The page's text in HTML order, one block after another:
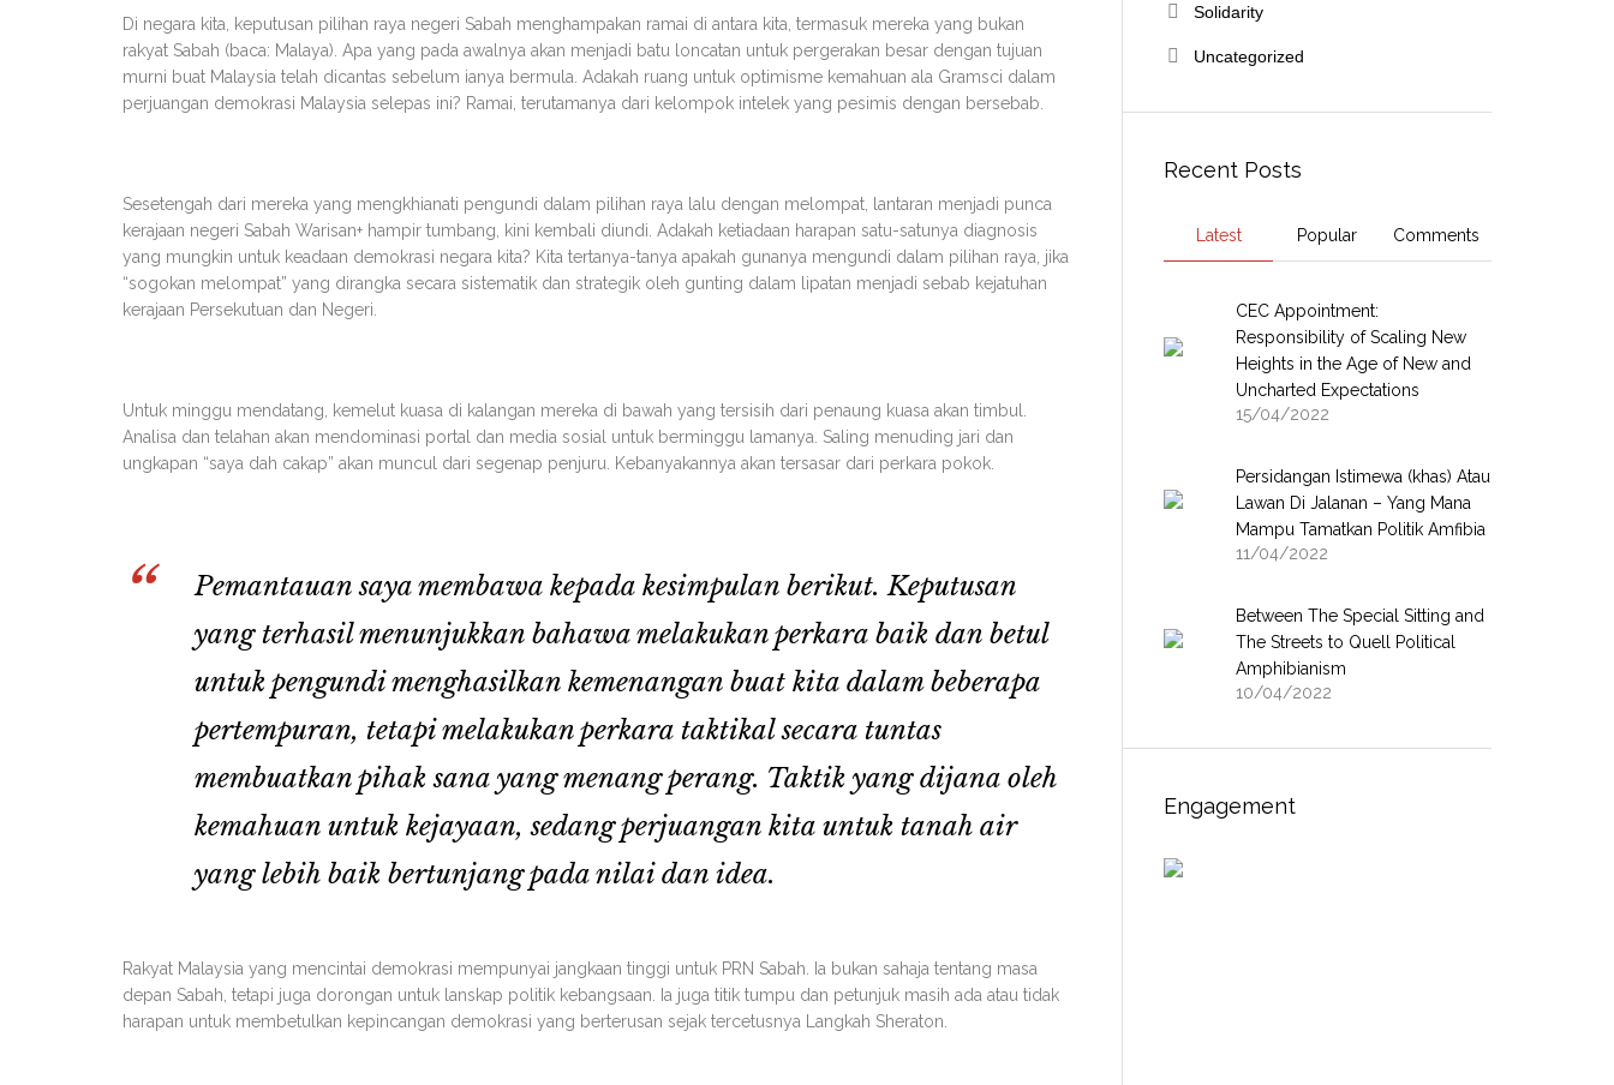
Di negara kita, keputusan pilihan raya negeri Sabah menghampakan ramai di antara kita, termasuk mereka yang bukan
rakyat Sabah (baca: Malaya). Apa yang pada awalnya akan menjadi batu loncatan untuk pergerakan besar dengan tujuan
murni buat Malaysia telah dicantas sebelum ianya bermula. Adakah ruang untuk optimisme kemahuan ala Gramsci dalam
perjuangan demokrasi Malaysia selepas ini? Ramai, terutamanya dari kelompok intelek yang pesimis dengan bersebab.
Sesetengah dari mereka yang mengkhianati pengundi dalam pilihan raya lalu dengan melompat, lantaran menjadi punca
kerajaan negeri Sabah Warisan+ hampir tumbang, kini kembali diundi. Adakah ketiadaan harapan satu-satunya diagnosis
yang mungkin untuk keadaan demokrasi negara kita? Kita tertanya-tanya apakah gunanya mengundi dalam pilihan raya, jika
“sogokan melompat” yang dirangka secara sistematik dan strategik oleh gunting dalam lipatan menjadi sebab kejatuhan
kerajaan Persekutuan dan Negeri.
Untuk minggu mendatang, kemelut kuasa di kalangan mereka di bawah yang tersisih dari penaung kuasa akan timbul.
Analisa dan telahan akan mendominasi portal dan media sosial untuk berminggu lamanya. Saling menuding jari dan
ungkapan “saya dah cakap” akan muncul dari segenap penjuru. Kebanyakannya akan tersasar dari perkara pokok.
Pemantauan saya membawa kepada kesimpulan berikut. Keputusan
yang terhasil menunjukkan bahawa melakukan perkara baik dan betul
untuk pengundi menghasilkan kemenangan buat kita dalam beberapa
pertempuran, tetapi melakukan perkara taktikal secara tuntas
membuatkan pihak sana yang menang perang. Taktik yang dijana oleh
kemahuan untuk kejayaan, sedang perjuangan kita untuk tanah air
yang lebih baik bertunjang pada nilai dan idea.
Rakyat Malaysia yang mencintai demokrasi mempunyai jangkaan tinggi untuk PRN Sabah. Ia bukan sahaja tentang masa
depan Sabah, tetapi juga dorongan untuk lanskap politik kebangsaan. Ia juga titik tumpu dan petunjuk masih ada atau tidak
harapan untuk membetulkan kepincangan demokrasi yang berterusan sejak tercetusnya Langkah Sheraton.
Solidarity
Uncategorized
Recent Posts
Latest Popular Comments
CEC Appointment:
Responsibility of Scaling New
Heights in the Age of New and
Uncharted Expectations
15/04/2022
Persidangan Istimewa (khas) Atau
Lawan Di Jalanan – Yang Mana
Mampu Tamatkan Politik Amfibia
11/04/2022
Between The Special Sitting and
The Streets to Quell Political
Amphibianism
10/04/2022
Engagement